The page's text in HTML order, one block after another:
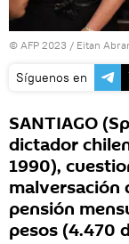
© AFP 2023 / Eitan
Síguenos en
SANTIAGO
dictador
1990),
malversación
pensión
pesos (4.470